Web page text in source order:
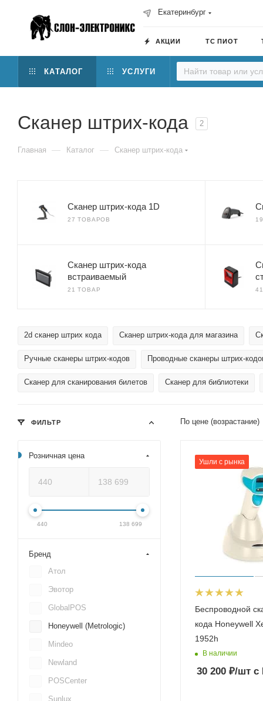
Екатеринбург
АКЦИИ ТС ПИОТ
КАТАЛОГ УСЛУГИ
Сканер штрих-кода 2
Главная — Каталог — Сканер штрих-кода
Сканер штрих-кода 1D
27 ТОВАРОВ
Сканер штрих-кода
встраиваемый
21 ТОВАР
2d сканер штрих кода Сканер штрих-кода для магазина
Ручные сканеры штрих-кодов Проводные сканеры штрих-
Сканер для сканирования билетов Сканер для библиотеки
По цене (возрастание)
Ушли с рынка
Беспроводной
кода Honeywell
1952h
В наличии
30 200 ₽/шт с
ФИЛЬТР
Розничная цена
440 138 699
Бренд
Атол
Эвотор
GlobalPOS
Honeywell (Metrologic)
Mindeo
Newland
POSCenter
Sunlux